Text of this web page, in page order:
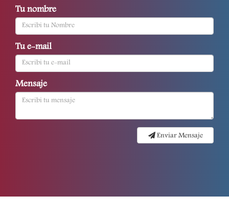
Tu nombre
Tu e-mail
Mensaje
Enviar Mensaje